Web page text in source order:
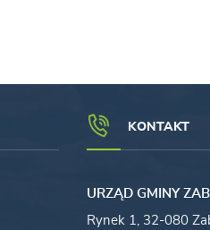
KONTAKT
URZĄD GMINY
Rynek 1, 32-080